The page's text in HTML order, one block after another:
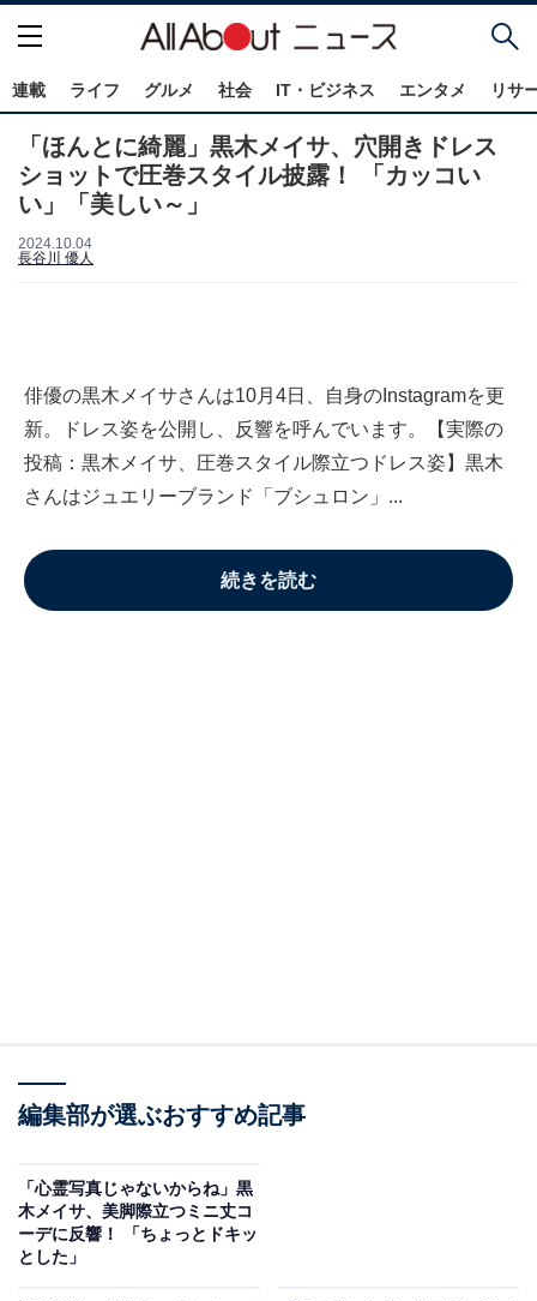
連載 ライフ グルメ 社会 IT・ビジネス エンタメ リサ
「ほんとに綺麗」黒木メイサ、穴開きドレス
ショットで圧巻スタイル披露！ 「カッコい
い」「美しい～」
2024.10.04
長谷川 優人
俳優の黒木メイサさんは10月4日、自身のInstagramを更
新。ドレス姿を公開し、反響を呼んでいます。【実際の
投稿：黒木メイサ、圧巻スタイル際立つドレス姿】黒木
さんはジュエリーブランド「ブシュロン」...
続きを読む
編集部が選ぶおすすめ記事
「心霊写真じゃないからね」黒
木メイサ、美脚際立つミニ丈コ
ーデに反響！ 「ちょっとドキッ
とした」